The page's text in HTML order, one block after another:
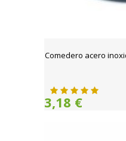
Comedero acero
3,18 €